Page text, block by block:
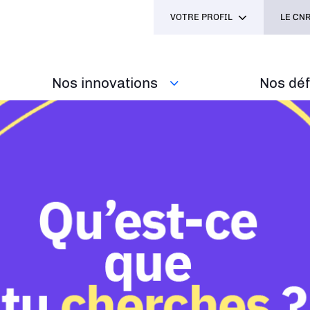
Nos innovations Nos
VOTRE PROFIL LE